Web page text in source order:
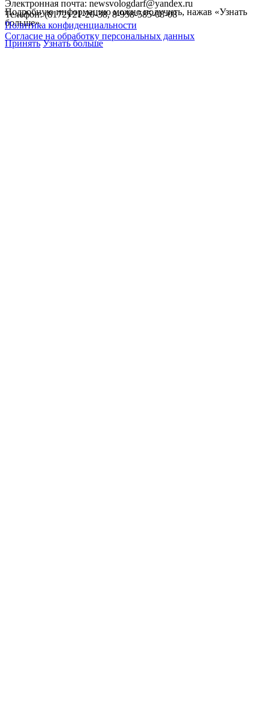
Электронная почта: newsvologdarf@yandex.ru
Телефон: (8172) 21-20-38, 8-958-585-08-08
Политика конфиденциальности
Согласие на обработку персональных данных
Подробную информацию можно получить, нажав «Узнать
больше».
Принять Узнать больше